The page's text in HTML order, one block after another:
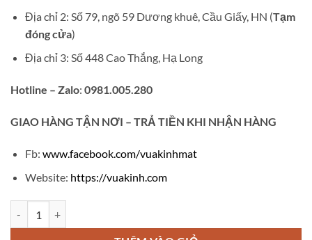
Địa chỉ 2: Số 79, ngõ 59 Dương khuê, Cầu Giấy, HN (Tạm
đóng cửa)
Địa chỉ 3: Số 448 Cao Thắng, Hạ Long
Hotline – Zalo: 0981.005.280
GIAO HÀNG TẬN NƠI – TRẢ TIỀN KHI NHẬN HÀNG
Fb: www.facebook.com/vuakinhmat
Website: https://vuakinh.com